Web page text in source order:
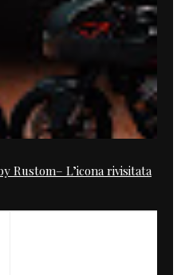
Rustom– L’icona rivisitata